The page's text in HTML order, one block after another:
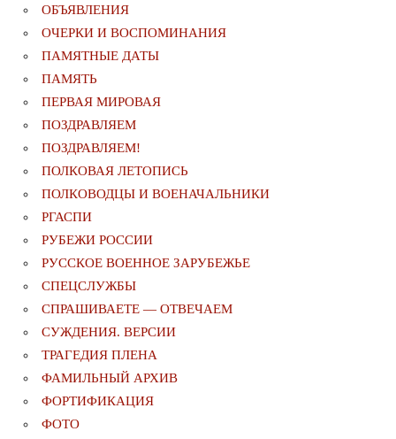
ОБЪЯВЛЕНИЯ
ОЧЕРКИ И ВОСПОМИНАНИЯ
ПАМЯТНЫЕ ДАТЫ
ПАМЯТЬ
ПЕРВАЯ МИРОВАЯ
ПОЗДРАВЛЯЕМ
ПОЗДРАВЛЯЕМ!
ПОЛКОВАЯ ЛЕТОПИСЬ
ПОЛКОВОДЦЫ И ВОЕНАЧАЛЬНИКИ
РГАСПИ
РУБЕЖИ РОССИИ
РУССКОЕ ВОЕННОЕ ЗАРУБЕЖЬЕ
СПЕЦСЛУЖБЫ
СПРАШИВАЕТЕ — ОТВЕЧАЕМ
СУЖДЕНИЯ. ВЕРСИИ
ТРАГЕДИЯ ПЛЕНА
ФАМИЛЬНЫЙ АРХИВ
ФОРТИФИКАЦИЯ
ФОТО